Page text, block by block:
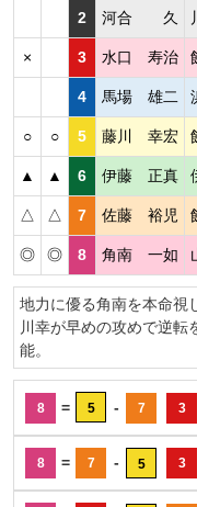
2 河合 久
× 3 水口 寿治
4 馬場 雄二
○ ○ 5 藤川 幸宏
▲ ▲ 6 伊藤 正真
△ △ 7 佐藤 裕児
◎ ◎ 8 角南 一如
地力に優る角南を本命視
川幸が早めの攻めで逆転
能。
8 = 5 - 7 3
8 = 7 - 5 3